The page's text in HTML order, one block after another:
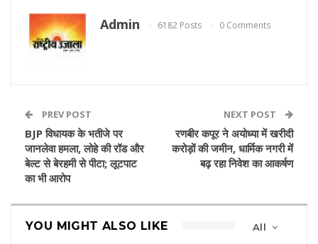
Admin 6182 Posts 0 Comments
PREV POST
BJP विधायक के भतीजे पर
जानलेवा हमला, लोहे की रॉड और
बेल्ट से बेरहमी से पीटा; लूटपाट
का भी आरोप
NEXT POST
रणबीर कपूर ने अयोध्या में खरीदी
करोड़ों की जमीन, धार्मिक नगरी में
बढ़ रहा निवेश का आकर्षण
All
YOU MIGHT ALSO LIKE